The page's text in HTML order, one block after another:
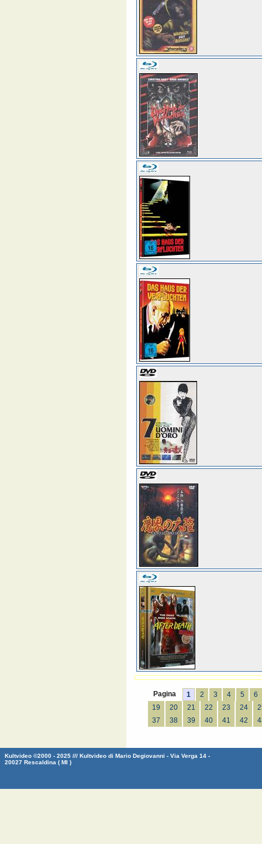
Pagina 1 2 3 4 5
6
19
20 21 22 23 24
37
38 39 40 41 42
Kultvideo ©2000 - 2025 /// Kultvideo di Mario Degiovanni - Via Verga 14 -
20027 Rescaldina ( MI )